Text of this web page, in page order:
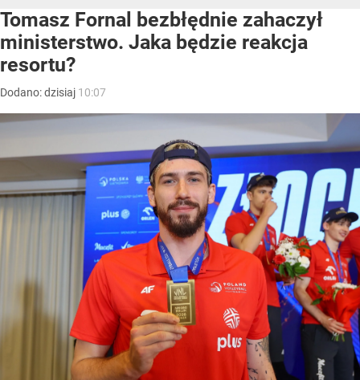
Tomasz Fornal bezbłędnie zahaczył
ministerstwo. Jaka będzie reakcja
resortu?
Dodano:dzisiaj 10:07